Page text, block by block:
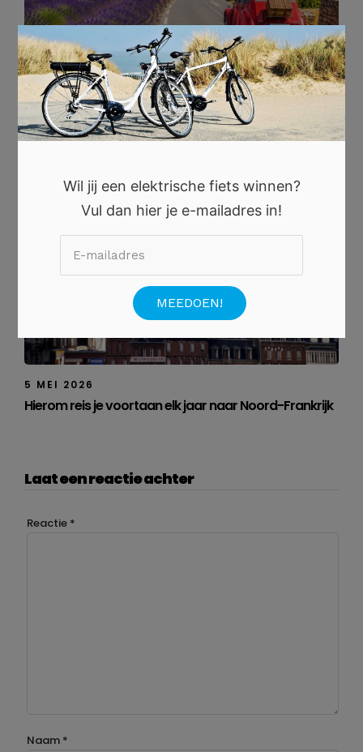
2 JULI 2026
Ontdek het Authentieke Frankrijk tijdens een Zomerse
Roadtrip
5 MEI 2026
Hierom reis je voortaan elk jaar naar Noord-Frankrijk
Laat een reactie achter
Reactie *
Naam *
Wil jij een elektrische fiets winnen?
Vul dan hier je e-mailadres in!
×